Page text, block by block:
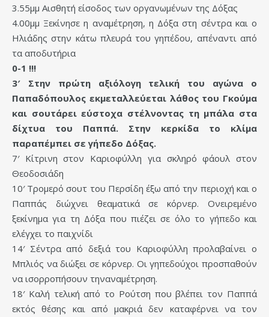
3.55μμ Αισθητή είσοδος των οργανωμένων της Δόξας
4.00μμ Ξεκίνησε η αναμέτρηση, η Δόξα στη σέντρα και ο
Ηλιάδης στην κάτω πλευρά του γηπέδου, απέναντι από
τα αποδυτήρια
0-1 !!!
3′ Στην πρώτη αξιόλογη τελική του αγώνα ο
Παπαδόπουλος εκμεταλλεύεται λάθος του Γκούμα
και σουτάρει εύστοχα στέλνοντας τη μπάλα στα
δίχτυα του Παππά. Στην κερκίδα το κλίμα
παραπέμπει σε γήπεδο Δόξας.
7′ Κίτρινη στον Καριοφύλλη για σκληρό φάουλ στον
Θεοδοσιάδη
10′ Τρομερό σουτ του Περσίδη έξω από την περιοχή και ο
Παππάς διώχνει θεαματικά σε κόρνερ. Ονειρεμένο
ξεκίνημα για τη Δόξα που πιέζει σε όλο το γήπεδο και
ελέγχει το παιχνίδι
14′ Σέντρα από δεξιά του Καριοφύλλη προλαβαίνει ο
Μπλιός να διώξει σε κόρνερ. Οι γηπεδούχοι προσπαθούν
να ισορροπήσουν τηναναμέτρηση.
18′ Καλή τελική από το Ρούτση που βλέπει τον Παππά
εκτός θέσης και από μακριά δεν καταφέρνει να τον